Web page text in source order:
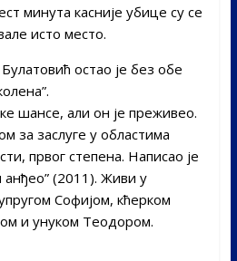
минута касније убице су се
исто место.
остао је без обе
шансе, али он је преживео.
за заслуге у областима
првог степена. Написао је
(2011). Живи у
Софијом, кћерком
и унуком Теодором.